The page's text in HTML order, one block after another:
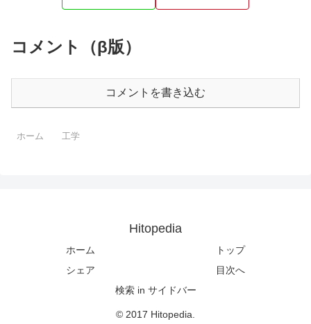
コメント（β版）
コメントを書き込む
ホーム 工学
Hitopedia
ホーム
トップ
シェア
目次へ
検索 in サイドバー
© 2017 Hitopedia.